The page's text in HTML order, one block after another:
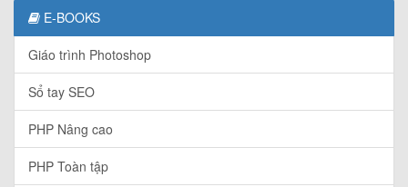
E-BOOKS
Giáo trình Photoshop
Sổ tay SEO
PHP Nâng cao
PHP Toàn tập